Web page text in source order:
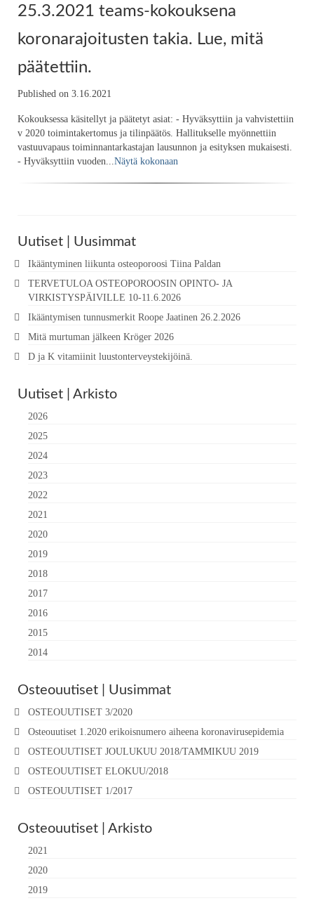
25.3.2021 teams-kokouksena
koronarajoitusten takia. Lue, mitä
päätettiin.
Published on 3.16.2021
Kokouksessa käsitellyt ja päätetyt asiat: - Hyväksyttiin ja vahvistettiin
v 2020 toimintakertomus ja tilinpäätös. Hallitukselle myönnettiin
vastuuvapaus toiminnantarkastajan lausunnon ja esityksen mukaisesti.
- Hyväksyttiin vuoden... Näytä kokonaan
Uutiset | Uusimmat
Ikääntyminen liikunta osteoporoosi Tiina Paldan
TERVETULOA OSTEOPOROOSIN OPINTO- JA
VIRKISTYSPÄIVILLE 10-11.6.2026
Ikääntymisen tunnusmerkit Roope Jaatinen 26.2.2026
Mitä murtuman jälkeen Kröger 2026
D ja K vitamiinit luustonterveystekijöinä.
Uutiset | Arkisto
2026
2025
2024
2023
2022
2021
2020
2019
2018
2017
2016
2015
2014
Osteouutiset | Uusimmat
OSTEOUUTISET 3/2020
Osteouutiset 1.2020 erikoisnumero aiheena koronavirusepidemia
OSTEOUUTISET JOULUKUU 2018/TAMMIKUU 2019
OSTEOUUTISET ELOKUU/2018
OSTEOUUTISET 1/2017
Osteouutiset | Arkisto
2021
2020
2019